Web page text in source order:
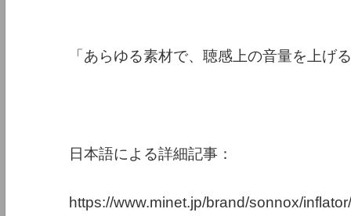
「あらゆる素材で、聴感上の音量を上げ
日本語による詳細記事：
https://www.minet.jp/brand/sonnox/inflator/